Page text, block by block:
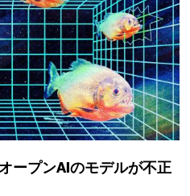
ープンAIのモデルが不正